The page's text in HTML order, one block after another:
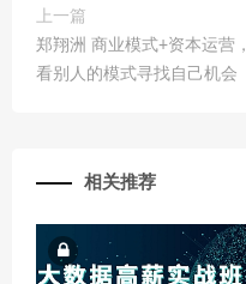
上一篇
郑翔洲 商业模式+资本运营，
看别人的模式寻找自己机会
相关推荐